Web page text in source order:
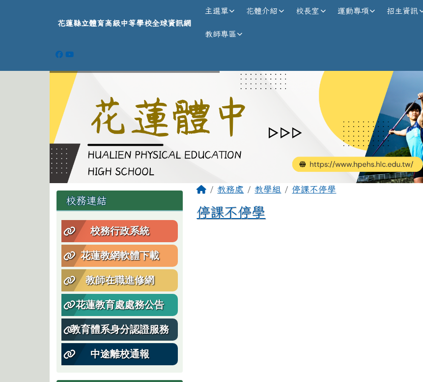
花蓮縣立體育高級中等學校全球資訊網
花蓮縣立體育高級中等學校全球資訊網
主選單 花體介紹 校長室 運動專項 招生資訊
教師專區
左邊區域內容
校務連結
校務行政系統
花蓮教網軟體下載
教師在職進修網
花蓮教育處處務公告
教育體系身分認證服務
中途離校通報
主內容區域
回首頁
教務處 教學組 停課不停學
停課不停學
頁尾區域